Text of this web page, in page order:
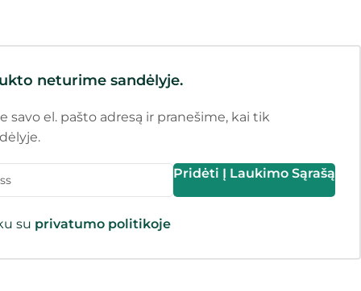
neturime sandėlyje.
savo el. pašto adresą ir pranešime, kai tik
Pridėti Į Laukimo Sąrašą
su privatumo politikoje